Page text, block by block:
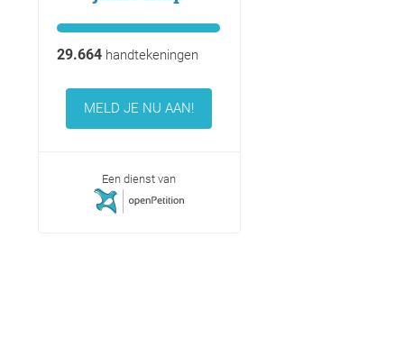
29.664handtekeningen
MELD JE NU AAN!
Een dienst van